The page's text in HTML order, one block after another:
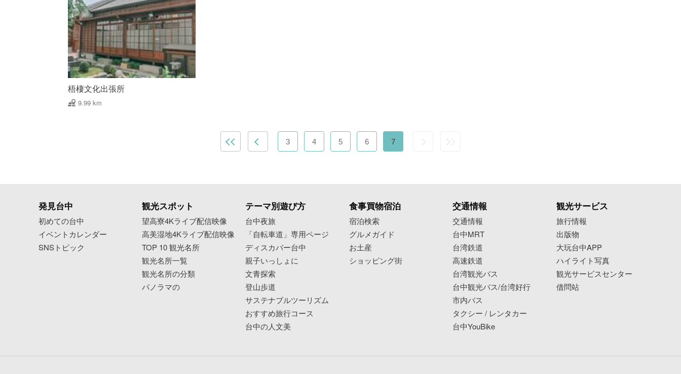
梧棲文化出張所
9.99 km
3 4 5 6 7
発見台中
初めての台中
イベントカレンダー
SNSトピック
観光スポット
望高寮4Kライブ配信映像
高美湿地4Kライブ配信映像
TOP 10 観光名所
観光名所一覧
観光名所の分類
パノラマの
テーマ別遊び方
台中夜旅
「自転車道」専用ページ
ディスカバー台中
親子いっしょに
文青探索
登山歩道
サステナブルツーリズム
おすすめ旅行コース
台中の人文美
食事買物宿泊
宿泊検索
グルメガイド
お土産
ショッピング街
交通情報
交通情報
台中MRT
台湾鉄道
高速鉄道
台湾観光バス
台中観光バス/台湾好行
市内バス
タクシー / レンタカー
台中YouBike
観光サービス
旅行情報
出版物
大玩台中APP
ハイライト写真
観光サービスセンター
借問站